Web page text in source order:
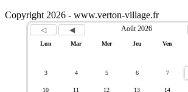
Copyright 2026 - www.verton-village.fr
Août 2026
Lun Mar Mer Jeu Ven
3 4 5 6 7
10 11 12 13 14